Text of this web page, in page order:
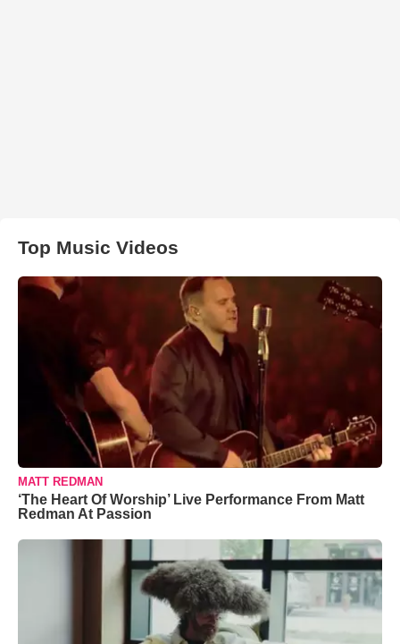
Top Music Videos
MATT REDMAN
‘The Heart Of Worship’ Live Performance From Matt
Redman At Passion